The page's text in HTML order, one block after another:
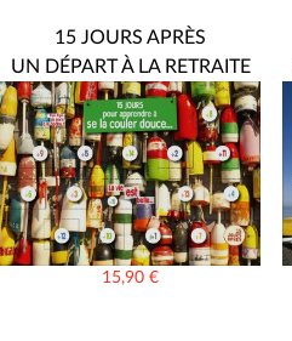
15 JOURS APRÈS
UN DÉPART À LA RETRAITE
15,90€